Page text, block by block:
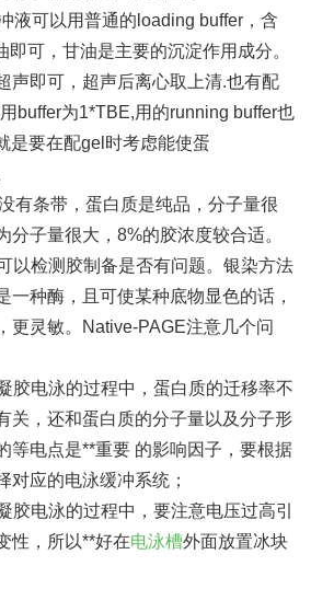
液可以用普通的loading buffer，含
即可，甘油是主要的沉淀作用成分。
声即可，超声后离心取上清.也有配
buffer为1*TBE,用的running buffer也
是要在配gel时考虑能使蛋
有条带，蛋白质是纯品，分子量很
分子量很大，8%的胶浓度较合适。
以检测胶制备是否有问题。银染方法
一种酶，且可使某种底物显色的话，
更灵敏。Native-PAGE注意几个问
胶电泳的过程中，蛋白质的迁移率不
关，还和蛋白质的分子量以及分子形
等电点是**重要 的影响因子，要根据
对应的电泳缓冲系统；
胶电泳的过程中，要注意电压过高引
性，所以**好在电泳槽外面放置冰块